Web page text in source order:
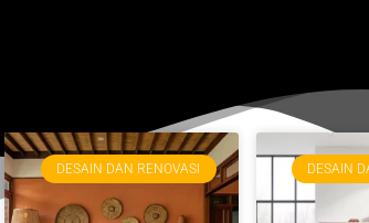
DESAIN DAN RENOVASI DESAIN